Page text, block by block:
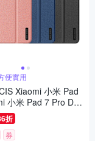
便實用
Xiaomi 小米 Pad
小米 Pad 7 Pro DO
摔皮套
折
券